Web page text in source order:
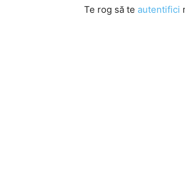
Te rog să te autentifici